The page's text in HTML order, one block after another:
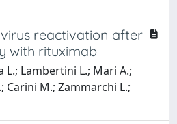
reactivation after
with rituximab
L.; Lambertini L.; Mari A.;
Carini M.; Zammarchi L.;